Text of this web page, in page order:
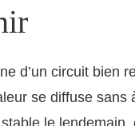
d’un circuit bien
se diffuse sans